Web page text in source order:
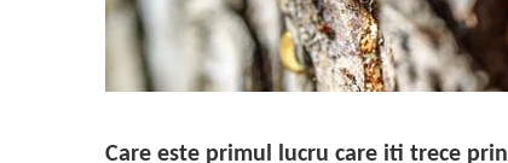
Care este primul lucru care iti trece